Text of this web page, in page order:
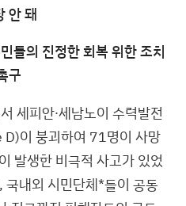
안 돼
들의 진정한 회복 위한 조치
구
피안∙세남노이 수력발전
이 붕괴하여 71명이 사망
발생한 비극적 사고가 있었
내외 시민단체*들이 공동